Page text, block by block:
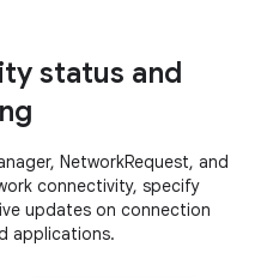
status and
NetworkRequest, and
connectivity, specify
updates on connection
applications.